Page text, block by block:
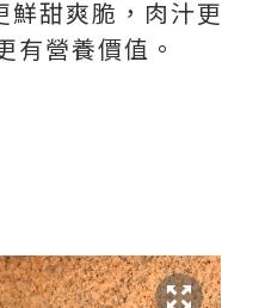
鮮甜爽脆，肉汁更
營養價值。